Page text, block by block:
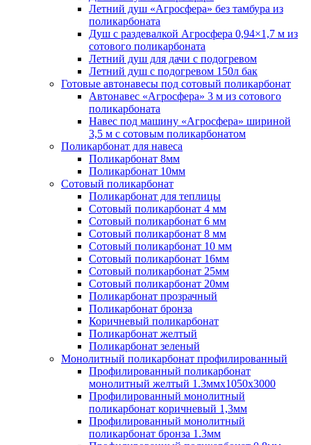
Летний душ «Агросфера» без тамбура из
поликарбоната
Душ с раздевалкой Агросфера 0,94×1,7 м из
сотового поликарбоната
Летний душ для дачи с подогревом
Летний душ с подогревом 150л бак
Готовые автонавесы под сотовый поликарбонат
Автонавес «Агросфера» 3 м из сотового
поликарбоната
Навес под машину «Агросфера» шириной
3,5 м с сотовым поликарбонатом
Поликарбонат для навеса
Поликарбонат 8мм
Поликарбонат 10мм
Сотовый поликарбонат
Поликарбонат для теплицы
Сотовый поликарбонат 4 мм
Сотовый поликарбонат 6 мм
Сотовый поликарбонат 8 мм
Сотовый поликарбонат 10 мм
Сотовый поликарбонат 16мм
Сотовый поликарбонат 25мм
Сотовый поликарбонат 20мм
Поликарбонат прозрачный
Поликарбонат бронза
Коричневый поликарбонат
Поликарбонат желтый
Поликарбонат зеленый
Монолитный поликарбонат профилированный
Профилированный поликарбонат
монолитный желтый 1.3ммх1050х3000
Профилированный монолитный
поликарбонат коричневый 1,3мм
Профилированный монолитный
поликарбонат бронза 1.3мм